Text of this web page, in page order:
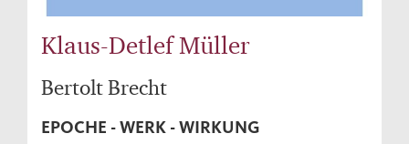
Klaus-Detlef Müller
Bertolt Brecht
EPOCHE - WERK - WIRKUNG